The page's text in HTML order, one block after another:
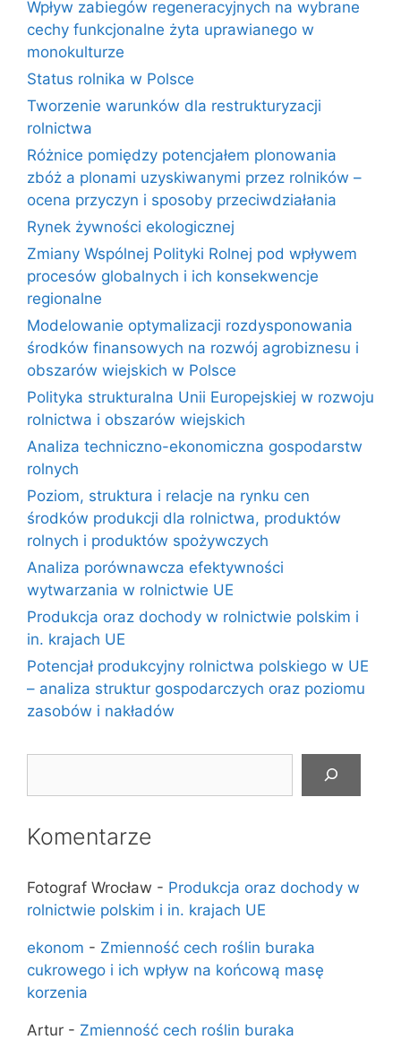
Wpływ zabiegów regeneracyjnych na wybrane
cechy funkcjonalne żyta uprawianego w
monokulturze
Status rolnika w Polsce
Tworzenie warunków dla restrukturyzacji
rolnictwa
Różnice pomiędzy potencjałem plonowania
zbóż a plonami uzyskiwanymi przez rolników –
ocena przyczyn i sposoby przeciwdziałania
Rynek żywności ekologicznej
Zmiany Wspólnej Polityki Rolnej pod wpływem
procesów globalnych i ich konsekwencje
regionalne
Modelowanie optymalizacji rozdysponowania
środków finansowych na rozwój agrobiznesu i
obszarów wiejskich w Polsce
Polityka strukturalna Unii Europejskiej w rozwoju
rolnictwa i obszarów wiejskich
Analiza techniczno-ekonomiczna gospodarstw
rolnych
Poziom, struktura i relacje na rynku cen
środków produkcji dla rolnictwa, produktów
rolnych i produktów spożywczych
Analiza porównawcza efektywności
wytwarzania w rolnictwie UE
Produkcja oraz dochody w rolnictwie polskim i
in. krajach UE
Potencjał produkcyjny rolnictwa polskiego w UE
– analiza struktur gospodarczych oraz poziomu
zasobów i nakładów
Komentarze
Fotograf Wrocław - Produkcja oraz dochody w
rolnictwie polskim i in. krajach UE
ekonom - Zmienność cech roślin buraka
cukrowego i ich wpływ na końcową masę
korzenia
Artur - Zmienność cech roślin buraka